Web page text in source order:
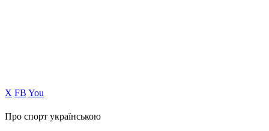
Х FB You
Про спорт українською